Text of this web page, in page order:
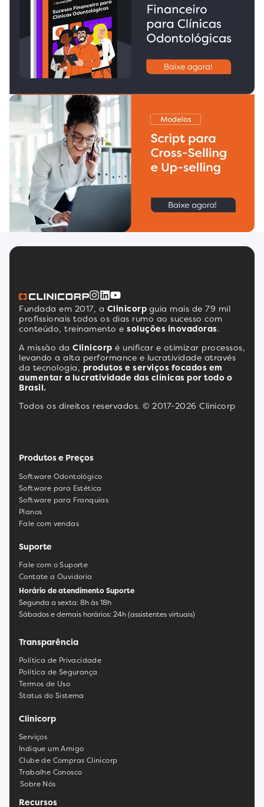
Fundada em 2017, a Clinicorp guia mais de 79 mil
profissionais todos os dias rumo ao sucesso com
conteúdo, treinamento e soluções inovadoras.
A missão da Clinicorp é unificar e otimizar processos,
levando a alta performance e lucratividade através
da tecnologia, produtos e serviços focados em
aumentar a lucratividade das clínicas por todo o
Brasil.
Todos os direitos reservados. © 2017-2026 Clinicorp
Produtos e Preços
Software Odontológico
Software para Estética
Software para Franquias
Planos
Fale com vendas
Suporte
Fale com o Suporte
Contate a Ouvidoria
Horário de atendimento Suporte
Segunda a sexta: 8h às 18h
Sábados e demais horários: 24h (assistentes virtuais)
Transparência
Política de Privacidade
Política de Segurança
Termos de Uso
Status do Sistema
Clinicorp
Serviços
Indique um Amigo
Clube de Compras Clinicorp
Trabalhe Conosco
Sobre Nós
Recursos